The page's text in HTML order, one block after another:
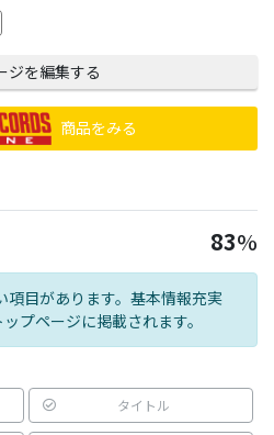
ジを編集する
商品をみる
83%
項目があります。基本情報充実
プページに掲載されます。
タイトル